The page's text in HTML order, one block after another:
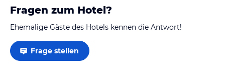
Fragen zum Hotel?
Ehemalige Gäste des Hotels kennen die Antwort!
Frage stellen